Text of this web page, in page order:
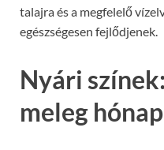
talajra és a megfelelő
egészségesen fejlődjenek.
Nyári
meleg